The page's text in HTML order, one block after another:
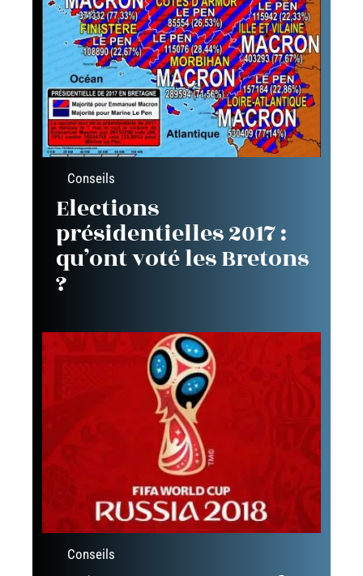
Conseils
Elections
présidentielles 2017 :
qu’ont voté les Bretons
?
Conseils